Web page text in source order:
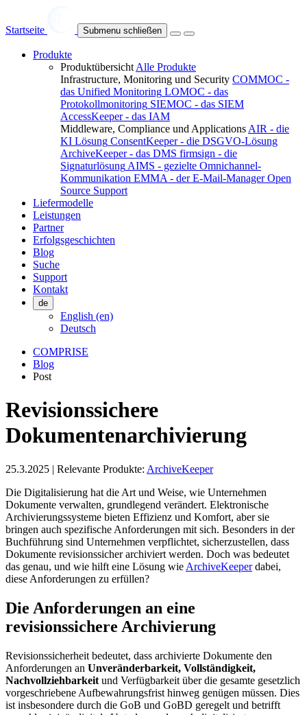
Startseite Submenu schließen
Produkte
Produktübersicht Alle Produkte
Infrastructure, Monitoring und Security COMMOC -
das Unified Monitoring LOMOC - das
Protokollmonitoring SIEMOC - das SIEM
AccessKeeper - das IAM
Middleware, Compliance und Applications AIR - die
KI Lösung ConsentKeeper - die DSGVO-Lösung
ArchiveKeeper - das DMS firmsign - die
Signaturlösung AIMS - gezielte Omnichannel-
Kommunikation EMMA - der E-Mail-Manager Open
Source Support
Liefermodelle
Leistungen
Partner
Erfolgsgeschichten
Blog
Suche
Support
Kontakt
de
English (en)
Deutsch
COMPRISE
Blog
Post
Revisionssichere
Dokumentenarchivierung
25.3.2025 | Relevante Produkte: ArchiveKeeper
Die Digitalisierung hat die Art und Weise, wie Unternehmen
Dokumente verwalten, grundlegend verändert. Elektronische
Archivierungssysteme bieten Effizienz und Komfort, aber sie
bringen auch spezifische Anforderungen mit sich. Besonders in der
Buchführung sind Unternehmen verpflichtet, sicherzustellen, dass
Dokumente revisionssicher archiviert werden. Doch was bedeutet
das genau, und wie hilft eine Lösung wie ArchiveKeeperdabei,
diese Anforderungen zu erfüllen?
Die Anforderungen an eine
revisionssichere Archivierung
Revisionssicherheit bedeutet, dass archivierte Dokumente den
Anforderungen an Unveränderbarkeit, Vollständigkeit,
Nachvollziehbarkeit und Verfügbarkeit über die gesamte gesetzlich
vorgeschriebene Aufbewahrungsfrist hinweg genügen müssen. Dies
ist insbesondere durch die GoB und GoBD geregelt und betrifft